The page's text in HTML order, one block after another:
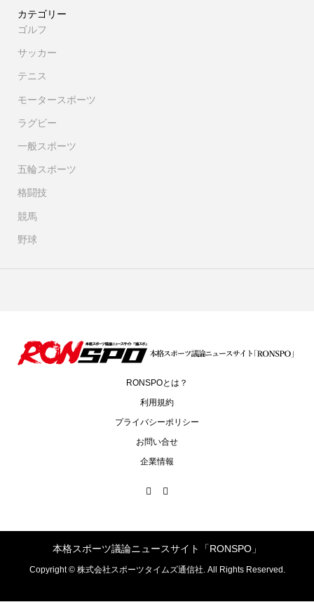
カテゴリー
ゴルフ
サッカー
テニス
モータースポーツ
ラグビー
一般スポーツ
五輪スポーツ
格闘技
競馬
野球
RONSPOとは？
利用規約
プライバシーポリシー
お問い合せ
企業情報
本格スポーツ議論ニュースサイト「RONSPO」
Copyright ©株式会社スポーツタイムズ通信社. All Rights Reserved.